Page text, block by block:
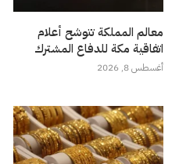
معالم المملكة تتوشح أعلام
اتفاقية مكة للدفاع المشترك
أغسطس 8, 2026